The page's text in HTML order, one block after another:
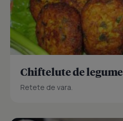
Chiftelute de legume
Retete de vara.